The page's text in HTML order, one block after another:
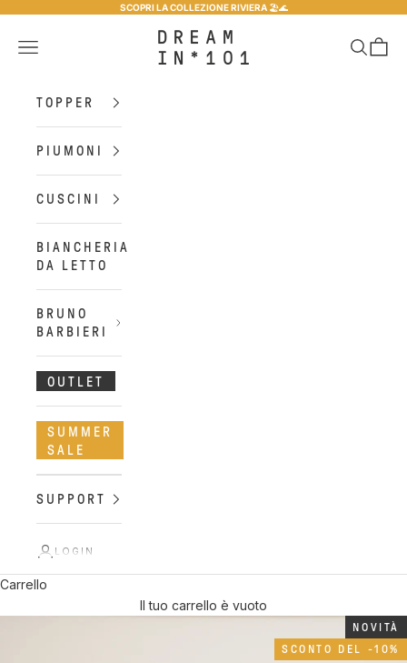
SCOPRI LA COLLEZIONE RIVIERA 🏖️​🌊​
Dreamin*101
Menù Cerca
TOPPER
PIUMONI
CUSCINI
BIANCHERIA
DA LETTO
BRUNO
BARBIERI
OUTLET
SUMMER
SALE
SUPPORT
LOGIN
Carrello
Il tuo carrello è vuoto
NOVITÀ
SCONTO DEL -10%